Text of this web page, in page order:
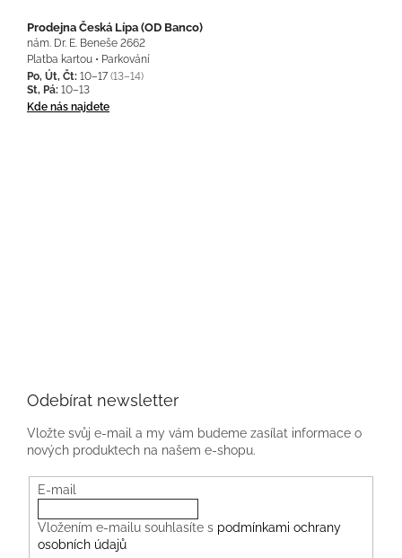
Prodejna Česká Lípa (OD Banco)
nám. Dr. E. Beneše 2662
Platba kartou • Parkování
Po, Út, Čt: 10–17 (13–14)
St, Pá: 10–13
Kde nás najdete
Odebírat newsletter
Vložte svůj e-mail a my vám budeme zasílat informace o
nových produktech na našem e-shopu.
E-mail
Vložením e-mailu souhlasíte s podmínkami ochrany
osobních údajů